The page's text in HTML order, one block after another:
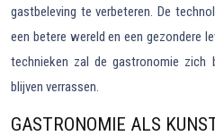
gastbeleving te verbeteren. De
een betere wereld en een gezondere
technieken zal de gastronomie zich
blijven verrassen.
GASTRONOMIE ALS